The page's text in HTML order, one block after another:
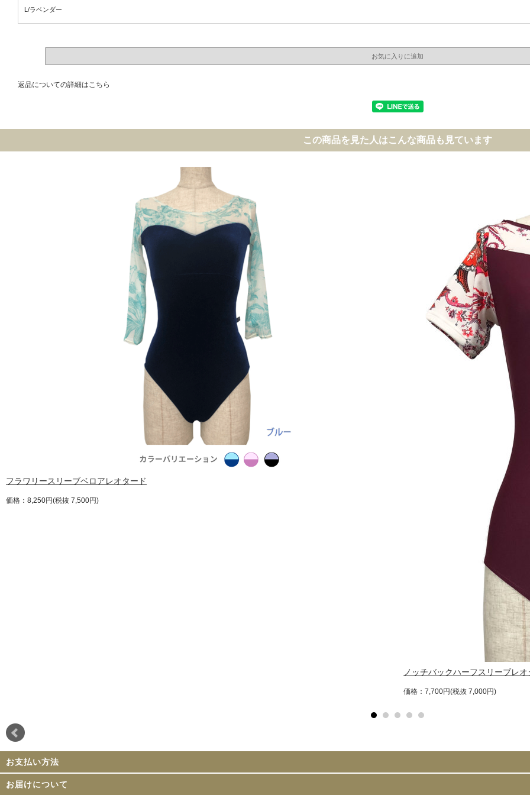
L/ラベンダー
返品についての詳細はこちら
この商品を見た人はこんな商品も見ています
フラワリースリーブベロアレオタード
価格：8,250円(税抜 7,500円)
ノッチバックハーフスリーブレオ
価格：7,700円(税抜 7,000円)
お支払い方法
お届けについて